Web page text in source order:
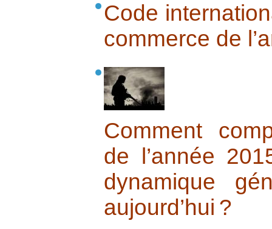
Code
commerce de
Comment
de l’année
dynamique
aujourd’hui ?